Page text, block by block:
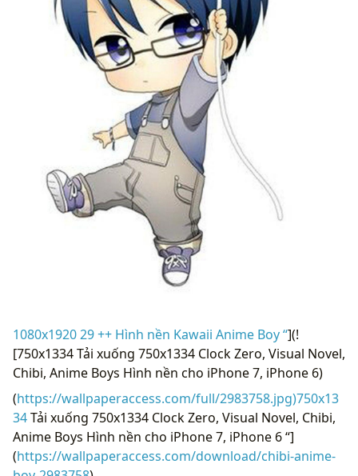
1080x1920 29 ++ Hình nền Kawaii Anime Boy “](!
[750x1334 Tải xuống 750x1334 Clock Zero, Visual Novel,
Chibi, Anime Boys Hình nền cho iPhone 7, iPhone 6)
(https://wallpaperaccess.com/full/2983758.jpg)750x13
34Tải xuống 750x1334 Clock Zero, Visual Novel, Chibi,
Anime Boys Hình nền cho iPhone 7, iPhone 6 “]
(https://wallpaperaccess.com/download/chibi-anime-